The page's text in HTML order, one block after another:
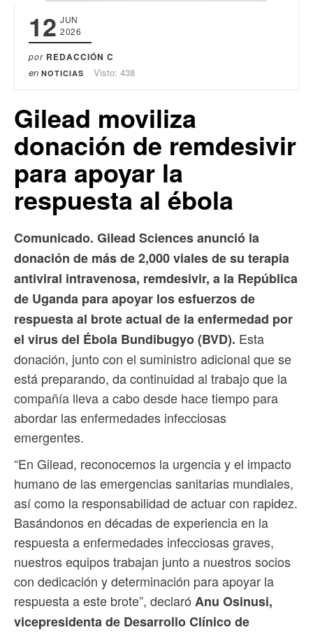
12 JUN
2026
por REDACCIÓN C
en NOTICIAS Visto: 438
Gilead moviliza
donación de remdesivir
para apoyar la
respuesta al ébola
Comunicado. Gilead Sciences anunció la
donación de más de 2,000 viales de su terapia
antiviral intravenosa, remdesivir, a la República
de Uganda para apoyar los esfuerzos de
respuesta al brote actual de la enfermedad por
el virus del Ébola Bundibugyo (BVD). Esta
donación, junto con el suministro adicional que se
está preparando, da continuidad al trabajo que la
compañía lleva a cabo desde hace tiempo para
abordar las enfermedades infecciosas
emergentes.
“En Gilead, reconocemos la urgencia y el impacto
humano de las emergencias sanitarias mundiales,
así como la responsabilidad de actuar con rapidez.
Basándonos en décadas de experiencia en la
respuesta a enfermedades infecciosas graves,
nuestros equipos trabajan junto a nuestros socios
con dedicación y determinación para apoyar la
respuesta a este brote”, declaró Anu Osinusi,
vicepresidenta de Desarrollo Clínico de